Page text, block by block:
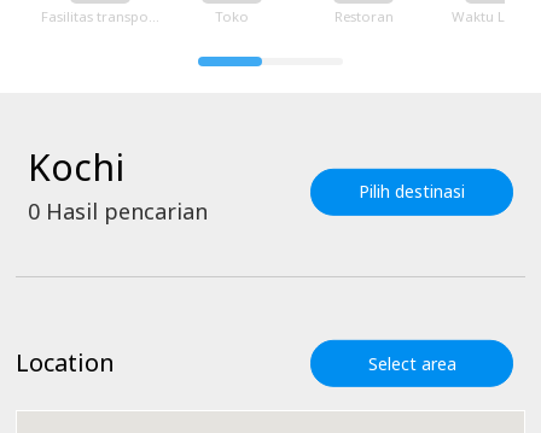
Fasilitas transportasi Toko Restoran Waktu Luang
Kochi
0 Hasil pencarian
Pilih destinasi
Location Select area